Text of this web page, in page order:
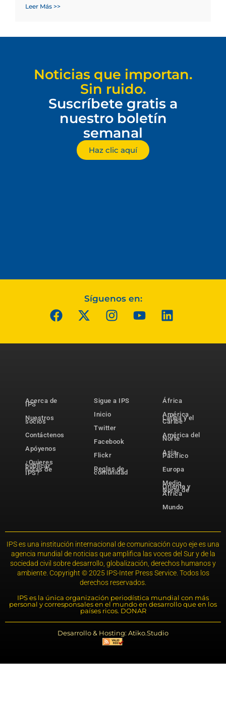
Leer Más >>
Noticias que importan.
Sin ruido.
Suscríbete gratis a
nuestro boletín
semanal
Haz clic aquí
Síguenos en:
Acerca de
IPS
Nuestros
socios
Contáctenos
Apóyenos
¿Quieres
publicar
notas de
IPS?
Sigue a IPS
Inicio
Twitter
Facebook
Flickr
Reglas de
comunidad
África
América
Latina y el
Caribe
América del
Norte
Asia-
Pacífico
Europa
Medio
Oriente y
Norte de
África
Mundo
IPS es una institución internacional de comunicación cuyo eje es una
agencia mundial de noticias que amplifica las voces del Sur y de la
sociedad civil sobre desarrollo, globalización, derechos humanos y
ambiente. Copyright © 2025 IPS-Inter Press Service. Todos los
derechos reservados.
IPS es la única organización periodística mundial con más
personal y corresponsales en el mundo en desarrollo que en los
países ricos. DONAR
Desarrollo & Hosting: Atiko.Studio